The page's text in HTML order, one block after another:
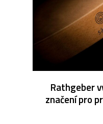
Rathgeber
značení pro